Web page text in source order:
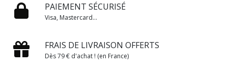
PAIEMENT SÉCURISÉ
Visa, Mastercard...
FRAIS DE LIVRAISON OFFERTS
Dès 79 € d'achat ! (en France)